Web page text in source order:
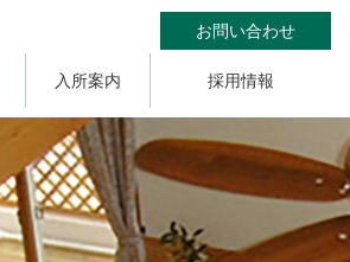
お問い合わせ
入所案内 採用情報